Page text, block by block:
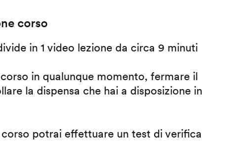
corso
in 1 video lezione da circa 9 minuti
in qualunque momento, fermare il
la dispensa che hai a disposizione in
potrai effettuare un test di verifica